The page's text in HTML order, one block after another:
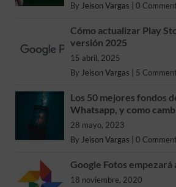
By Jeison Vargas 0
Cómo actualizar Play
versión 2025
15 abril, 2025
By Jeison Vargas 5
Los 50 mejores fondos
Whatsapp, y como
28 mayo, 2023
By Jeison Vargas 0
Google Fotos empezará
18 noviembre, 2020